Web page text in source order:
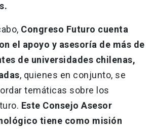
Congreso Futuro cuenta
el apoyo y asesoría de más de
de universidades chilenas,
, quienes en conjunto, se
temáticas sobre los
Este Consejo Asesor
tiene como misión